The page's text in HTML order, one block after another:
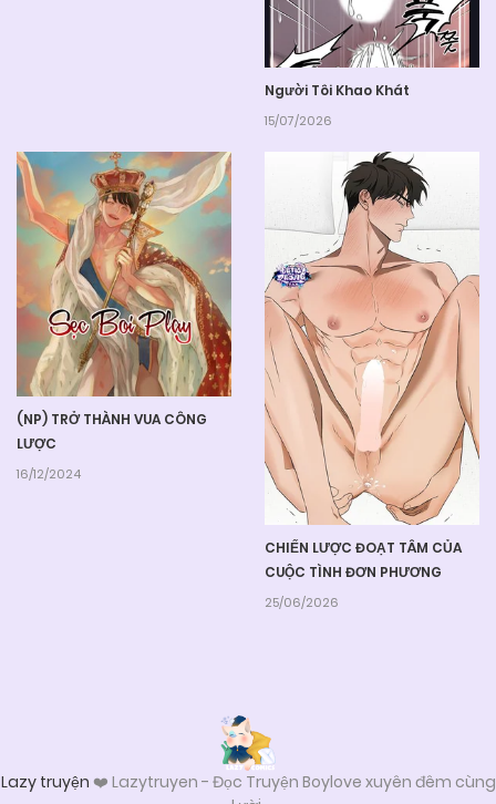
Người Tôi Khao Khát
15/07/2026
(NP) TRỞ THÀNH VUA CÔNG
LƯỢC
16/12/2024
CHIẾN LƯỢC ĐOẠT TÂM CỦA
CUỘC TÌNH ĐƠN PHƯƠNG
25/06/2026
Lazy truyện ❤️ Lazytruyen - Đọc Truyện Boylove xuyên đêm cùng